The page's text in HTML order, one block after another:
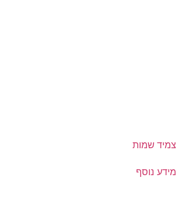
צמיד שמות
מידע נוסף